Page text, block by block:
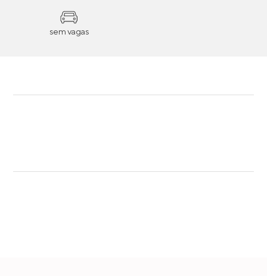
sem vagas